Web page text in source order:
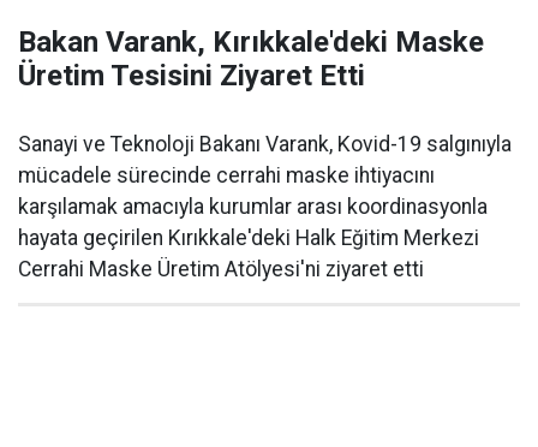
Bakan Varank, Kırıkkale'deki Maske
Üretim Tesisini Ziyaret Etti
Sanayi ve Teknoloji Bakanı Varank, Kovid-19 salgınıyla
mücadele sürecinde cerrahi maske ihtiyacını
karşılamak amacıyla kurumlar arası koordinasyonla
hayata geçirilen Kırıkkale'deki Halk Eğitim Merkezi
Cerrahi Maske Üretim Atölyesi'ni ziyaret etti